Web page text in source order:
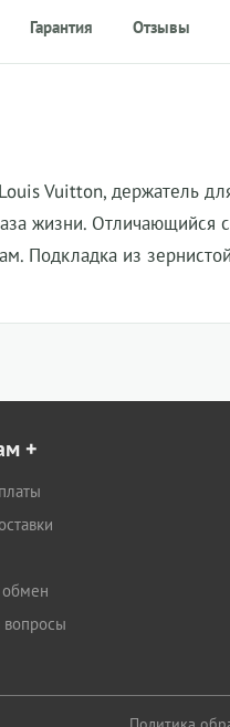
Гарантия Отзывы
Vuitton, держатель
жизни. Отличающийся
Подкладка из
+
обмен
вопросы